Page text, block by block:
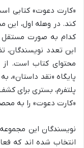
«کارت دعوت» کتابی
کدام به صورت مستقل
این تعدد نویسندگان،
محتوای کتاب است. از
پایگاه «نقد داستان»،
پلتفرم، بستری برای
«کارت دعوت» را به
نویسندگان این
انتخاب شده اند که